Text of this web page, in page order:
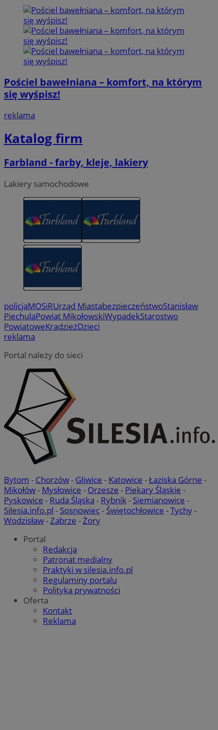
Pościel bawełniana – komfort, na którym
się wyśpisz!
reklama
Katalog firm
Farbland - farby, kleje, lakiery
Lakiery samochodowe
policjaMOSiRUrząd MiastabezpieczeństwoStanisław
PiechulaPowiat MikołowskiWypadekStarostwo
PowiatoweKradzieżDzieci
reklama
Portal należy do sieci
Bytom - Chorzów- Gliwice - Katowice -Łaziska Górne -
Mikołów- Mysłowice - Orzesze - Piekary Śląskie -
Pyskowice - Ruda Śląska - Rybnik- Siemianowice -
Silesia.info.pl - Sosnowiec- Świętochłowice -Tychy-
Wodzisław-Zabrze -Żory
Portal
Redakcja
Patronat medialny
Praktyki w silesia.info.pl
Regulaminy portalu
Polityka prywatności
Oferta
Kontakt
Reklama